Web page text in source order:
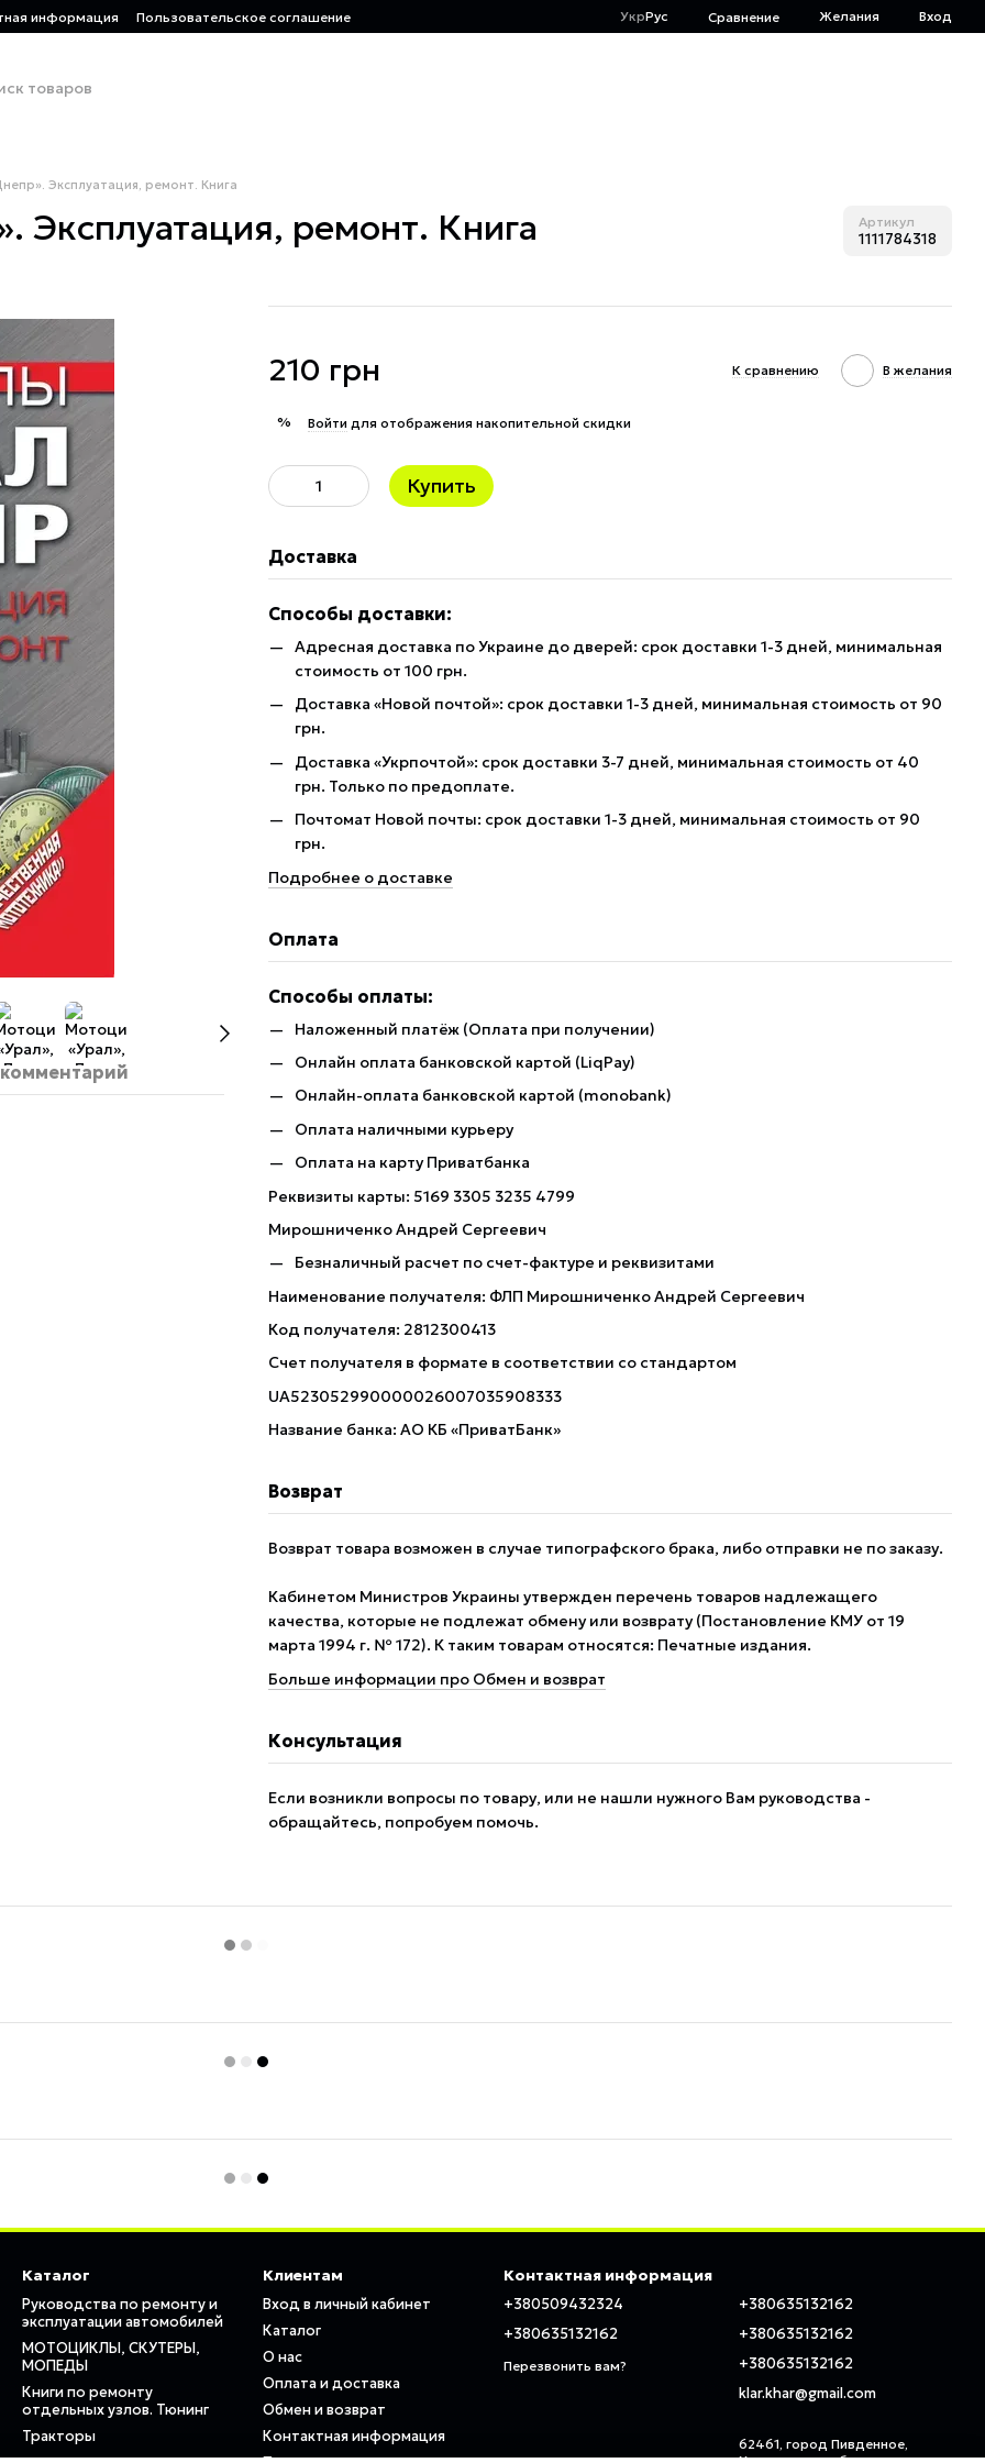
информация Пользовательское соглашение УкрРус Сравнение Желания Вход
Эксплуатация, ремонт. Книга
Эксплуатация, ремонт. Книга Артикул
1111784318
210 грн К сравнению В желания
% Войти для отображения накопительной скидки
Купить
Доставка
Способы доставки:
Адресная доставка по Украине до дверей: срок доставки 1-3 дней, минимальная
стоимость от 100 грн.
Доставка «Новой почтой»: срок доставки 1-3 дней, минимальная стоимость от 90
грн.
Доставка «Укрпочтой»: срок доставки 3-7 дней, минимальная стоимость от 40
грн. Только по предоплате.
Почтомат Новой почты: срок доставки 1-3 дней, минимальная стоимость от 90
грн.
Подробнее о доставке
Оплата
Способы оплаты:
Наложенный платёж (Оплата при получении)
Онлайн оплата банковской картой (LiqPay)
Онлайн-оплата банковской картой (monobank)
Оплата наличными курьеру
Оплата на карту Приватбанка
Реквизиты карты: 5169 3305 3235 4799
Мирошниченко Андрей Сергеевич
Безналичный расчет по счет-фактуре и реквизитами
Наименование получателя: ФЛП Мирошниченко Андрей Сергеевич
Код получателя: 2812300413
Счет получателя в формате в соответствии со стандартом
UA523052990000026007035908333
Название банка: АО КБ «ПриватБанк»
Возврат
Возврат товара возможен в случае типографского брака, либо отправки не по заказу.
Кабинетом Министров Украины утвержден перечень товаров надлежащего
качества, которые не подлежат обмену или возврату (Постановление КМУ от 19
марта 1994 г. № 172). К таким товарам относятся: Печатные издания.
Больше информации про Обмен и возврат
Консультация
Если возникли вопросы по товару, или не нашли нужного Вам руководства -
обращайтесь, попробуем помочь.
Каталог
Руководства по ремонту и
эксплуатации автомобилей
МОТОЦИКЛЫ, СКУТЕРЫ,
МОПЕДЫ
Книги по ремонту
отдельных узлов. Тюнинг
Тракторы
Клиентам
Вход в личный кабинет
Каталог
О нас
Оплата и доставка
Обмен и возврат
Контактная информация
Контактная информация
+380509432324
+380635132162
Перезвонить вам?
+380635132162
+380635132162
+380635132162
klar.khar@gmail.com
62461, город Пивденное,